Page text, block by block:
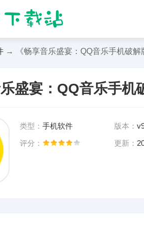
→ 《畅享音乐盛宴：QQ音乐手机破解
乐盛宴：QQ音乐手机
类型： 手机软件 版本：
评分：
更新：